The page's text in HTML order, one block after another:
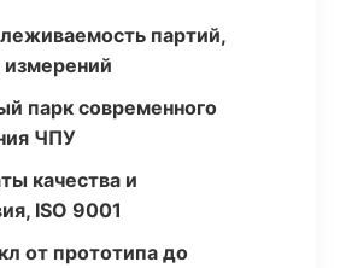
партий,
парк современного
ЧПУ
качества и
ISO 9001
от прототипа до